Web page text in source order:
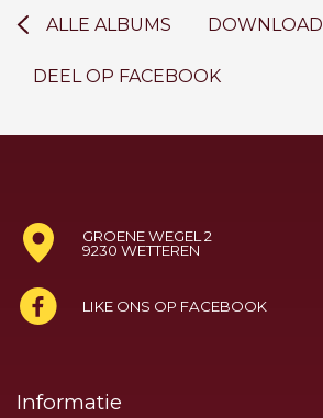
ALLE ALBUMS DOWNLOAD
DEEL OP FACEBOOK
GROENE WEGEL 2
9230 WETTEREN
LIKE ONS OP FACEBOOK
Informatie